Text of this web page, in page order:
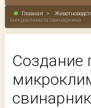
Главная >
микроклимата свинарника
Создание